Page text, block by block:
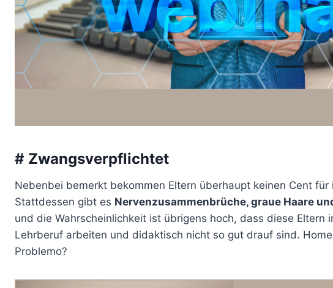
# Zwangsverpflichtet
Nebenbei bemerkt bekommen Eltern überhaupt keinen Cent
Stattdessen gibt es Nervenzusammenbrüche, graue Haare
und die Wahrscheinlichkeit ist übrigens hoch, dass diese Eltern
Lehrberuf arbeiten und didaktisch nicht so gut drauf sind.
Problemo?